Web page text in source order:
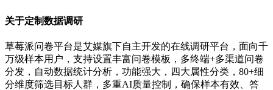
关于定制数据调研
草莓派问卷平台是艾媒旗下自主开发的在线调研平台，面向千
万级样本用户，支持设置丰富问卷模板，多终端+多渠道问卷
分发，自动数据统计分析，功能强大，四大属性分类，80+细
分维度筛选目标人群，多重AI质量控制，确保样本有效、答